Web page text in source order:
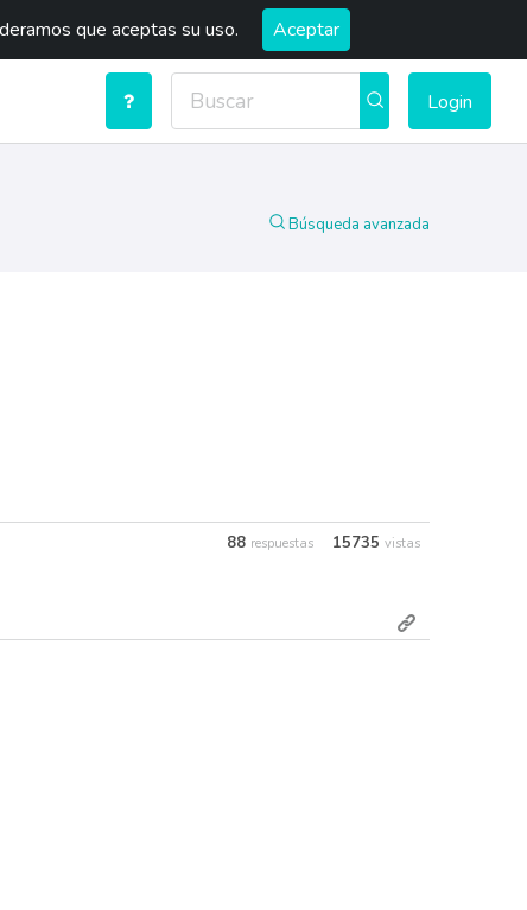
que aceptas su uso. Aceptar
Login
Búsqueda avanzada
88 respuestas 15735 vistas